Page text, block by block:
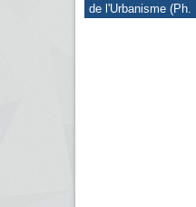
de l'Urbanisme (Ph.